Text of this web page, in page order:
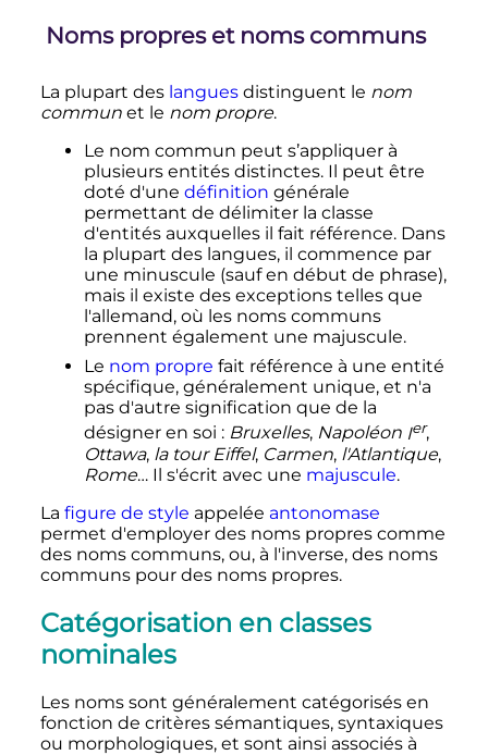
Noms propres et noms communs
La plupart des languesdistinguent le nom
communet le nom propre.
Le nom commun peut s’appliquer à
plusieurs entités distinctes. Il peut être
doté d'une définition générale
permettant de délimiter la classe
d'entités auxquelles il fait référence. Dans
la plupart des langues, il commence par
une minuscule (sauf en début de phrase),
mais il existe des exceptions telles que
l'allemand, où les noms communs
prennent également une majuscule.
Le nom propre fait référence à une entité
spécifique, généralement unique, et n'a
pas d'autre signification que de la
désigner en soi : Bruxelles, Napoléon Ier,
Ottawa, la tour Eiffel, Carmen, l'Atlantique,
Rome… Il s'écrit avec une majuscule.
La figure de style appelée antonomase
permet d'employer des noms propres comme
des noms communs, ou, à l'inverse, des noms
communs pour des noms propres.
Catégorisation en classes
nominales
Les noms sont généralement catégorisés en
fonction de critères sémantiques, syntaxiques
ou morphologiques, et sont ainsi associés à